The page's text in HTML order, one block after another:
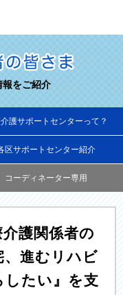
報をご紹介
護サポートセンターって？
区サポートセンター紹介
コーディネーター専用
護関係者の
進むリハビ
したい』を支